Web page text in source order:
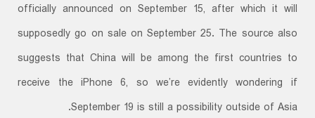
officially announced on September 15, after which it will
supposedly go on sale on September 25. The source also
suggests that China will be among the first countries to
receive the iPhone 6, so we’re evidently wondering if
September 19 is still a possibility outside of Asia.